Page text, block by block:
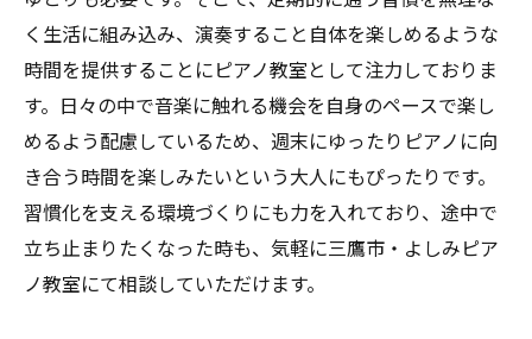
く生活に組み込み、演奏すること自体を楽しめるような
時間を提供することにピアノ教室として注力しておりま
す。日々の中で音楽に触れる機会を自身のペースで楽し
めるよう配慮しているため、週末にゆったりピアノに向
き合う時間を楽しみたいという大人にもぴったりです。
習慣化を支える環境づくりにも力を入れており、途中で
立ち止まりたくなった時も、気軽に三鷹市・よしみピア
ノ教室にて相談していただけます。